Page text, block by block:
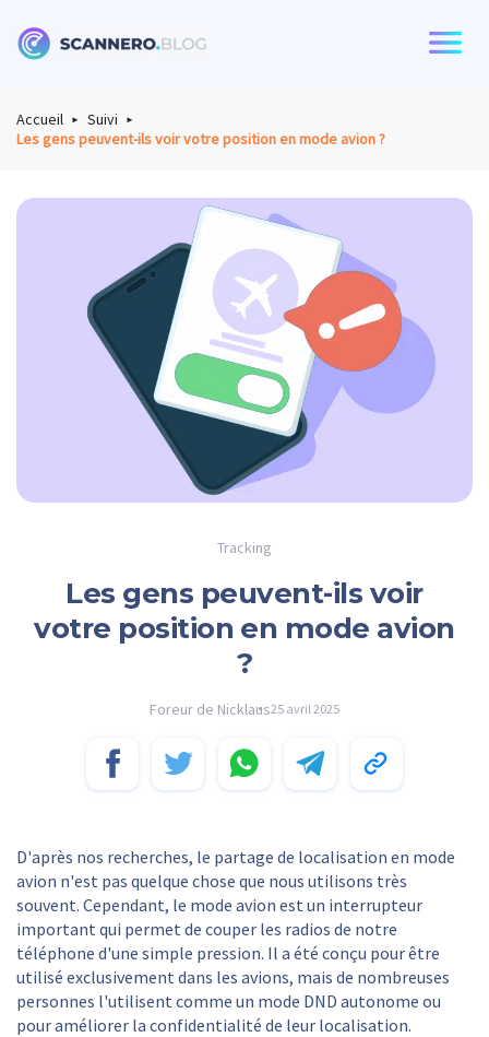
Accueil
Suivi
Les gens peuvent-ils voir votre position en mode avion ?
Tracking
Les gens peuvent-ils voir
votre position en mode avion
?
Foreur de Nicklaus25 avril 2025
D'après nos recherches, le partage de localisation en mode
avion n'est pas quelque chose que nous utilisons très
souvent. Cependant, le mode avion est un interrupteur
important qui permet de couper les radios de notre
téléphone d'une simple pression. Il a été conçu pour être
utilisé exclusivement dans les avions, mais de nombreuses
personnes l'utilisent comme un mode DND autonome ou
pour améliorer la confidentialité de leur localisation.